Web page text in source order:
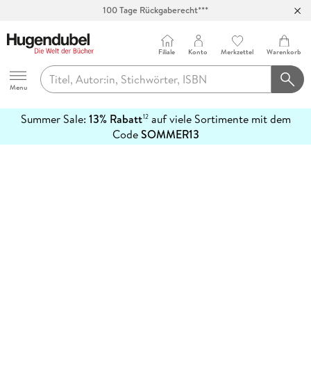
100 Tage Rückgaberecht***
Hugendubel
Menu
Filiale Konto Merkzettel Warenkorb
Summer Sale: 13% Rabatt12auf viele Sortimente mit dem
CodeSOMMER13
erfahren